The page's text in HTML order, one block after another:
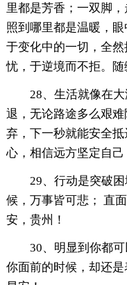
里都是芳香；一双脚
照到哪里都是温暖，
于变化中的一切，全
忧，于逆境而不拒。随
28、生活就像在
退，无论路途多么艰
弃，下一秒就能安全
心，相信远方坚定自己
29、行动是突破
候，万事皆可悲； 直
安，贵州！
30、明显到你都
你面前的时候，却还是